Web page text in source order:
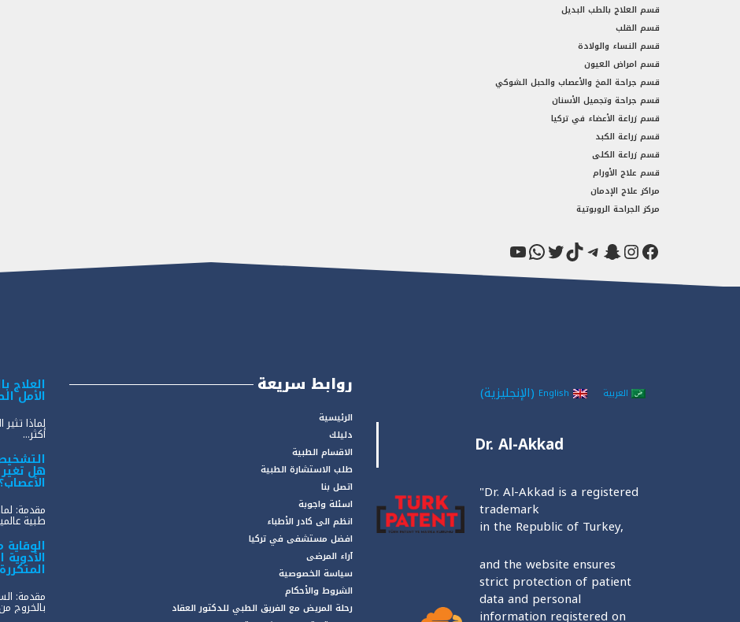
قسم العلاج بالطب البديل
قسم القلب
قسم النساء والولادة
قسم امراض العيون
قسم جراحة المخ والأعصاب والحبل الشوكي
قسم جراحة وتجميل الأسنان
قسم زراعة الأعضاء في تركيا
قسم زراعة الكبد
قسم زراعة الكلى
قسم علاج الأورام
مراكز علاج الإدمان
مركز الجراحة الروبوتية
فيسبوك
إنستجرام
سناب شاتتيليجرام
تيك توكتويترواتساب
يوتيوب
العلاج
الأمل
لماذا
أكثر...
هل
الأعصاب؟
مقدمة:
طبية
مقدمة:
بالخروج
روابط سريعة
الرئيسية
دليلك
الاقسام الطبية
طلب الاستشارة الطبية
اتصل بنا
اسئلة واجوبة
انظم الى كادر الأطباء
افضل مستشفى في تركيا
آراء المرضى
سياسة الخصوصية
الشروط والأحكام
رحلة المريض مع الفريق الطبي للدكتور العقاد
العربية English
(الإنجليزية)
Dr. Al-Akkad
"Dr. Al-Akkad is a registered
trademark
in the Republic of Turkey,
and the website ensures
strict protection of patient
data and personal
information registered on